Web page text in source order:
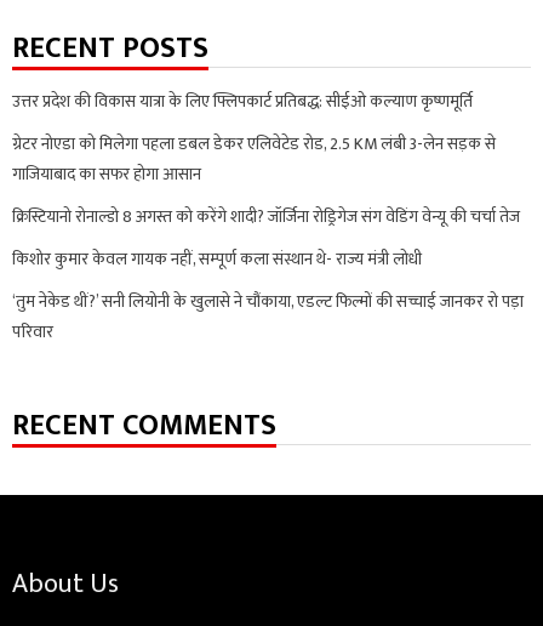
RECENT POSTS
उत्तर प्रदेश की विकास यात्रा के लिए फ्लिपकार्ट प्रतिबद्ध: सीईओ कल्याण कृष्णमूर्ति
ग्रेटर नोएडा को मिलेगा पहला डबल डेकर एलिवेटेड रोड, 2.5 KM लंबी 3-लेन सड़क से
गाजियाबाद का सफर होगा आसान
क्रिस्टियानो रोनाल्डो 8 अगस्त को करेंगे शादी? जॉर्जिना रोड्रिगेज संग वेडिंग वेन्यू की चर्चा तेज
किशोर कुमार केवल गायक नहीं, सम्पूर्ण कला संस्थान थे- राज्य मंत्री लोधी
‘तुम नेकेड थीं?’ सनी लियोनी के खुलासे ने चौंकाया, एडल्ट फिल्मों की सच्चाई जानकर रो पड़ा
परिवार
RECENT COMMENTS
About Us